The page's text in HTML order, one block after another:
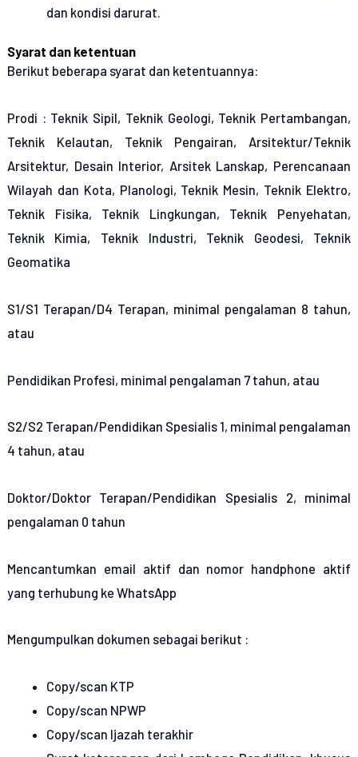
dan kondisi darurat.
Syarat dan ketentuan
Berikut beberapa syarat dan ketentuannya:
Prodi : Teknik Sipil, Teknik Geologi, Teknik Pertambangan,
Teknik Kelautan, Teknik Pengairan, Arsitektur/Teknik
Arsitektur, Desain Interior, Arsitek Lanskap, Perencanaan
Wilayah dan Kota, Planologi, Teknik Mesin, Teknik Elektro,
Teknik Fisika, Teknik Lingkungan, Teknik Penyehatan,
Teknik Kimia, Teknik Industri, Teknik Geodesi, Teknik
Geomatika
S1/S1 Terapan/D4 Terapan, minimal pengalaman 8 tahun,
atau
Pendidikan Profesi, minimal pengalaman 7 tahun, atau
S2/S2 Terapan/Pendidikan Spesialis 1, minimal pengalaman
4 tahun, atau
Doktor/Doktor Terapan/Pendidikan Spesialis 2, minimal
pengalaman 0 tahun
Mencantumkan email aktif dan nomor handphone aktif
yang terhubung ke WhatsApp
Mengumpulkan dokumen sebagai berikut :
Copy/scan KTP
Copy/scan NPWP
Copy/scan Ijazah terakhir